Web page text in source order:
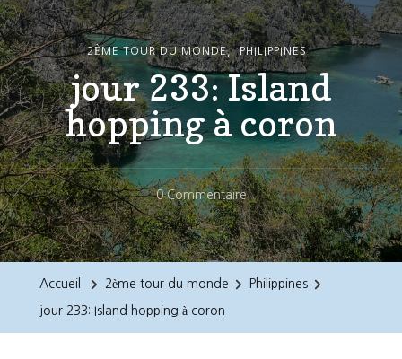
2ÈME TOUR DU MONDE PHILIPPINES
jour 233: Island
hopping à coron
0 CommentaireSur
Jour
233:
Accueil 2ème tour du monde Philippines
jour 233: Island hopping à coron